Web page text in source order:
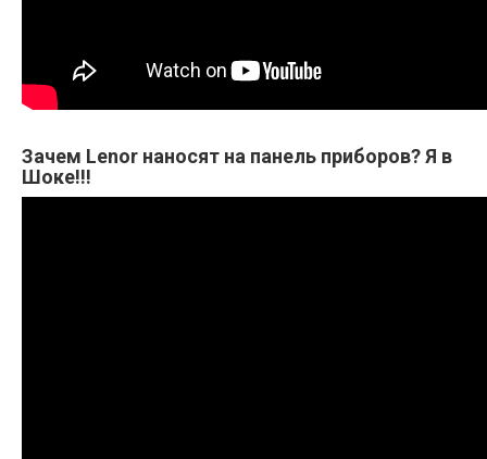
Зачем Lenor наносят на панель приборов? Я в
Шоке!!!